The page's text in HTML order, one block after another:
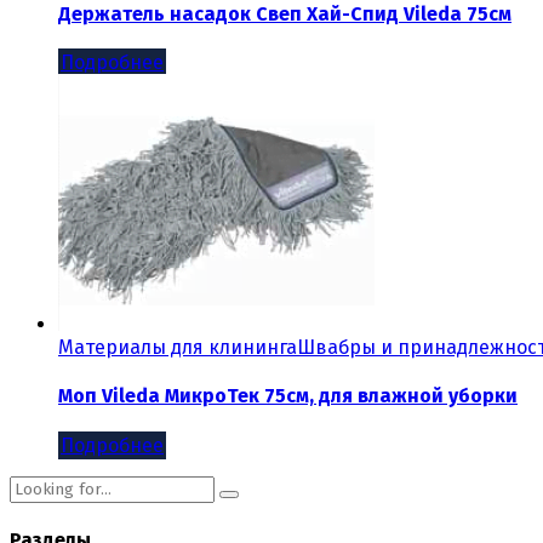
Держатель насадок Свеп Хай-Спид Vileda 75см
Подробнее
Материалы для клинингаШвабры и
Моп Vileda МикроТек 75см, для влажной уборки
Подробнее